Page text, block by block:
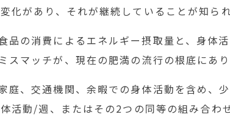
化があり、それが継続していることが知られ
品の消費によるエネルギー摂取量と、身体
スマッチが、現在の肥満の流行の根底にあり
庭、交通機関、余暇での身体活動を含め、
活動/週、またはその2つの同等の組み合わ